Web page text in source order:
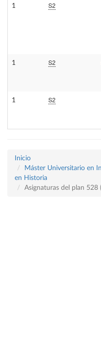
1 S2
1 S2
1 S2
Inicio
Máster Universitario en
en Historia
Asignaturas del plan 528